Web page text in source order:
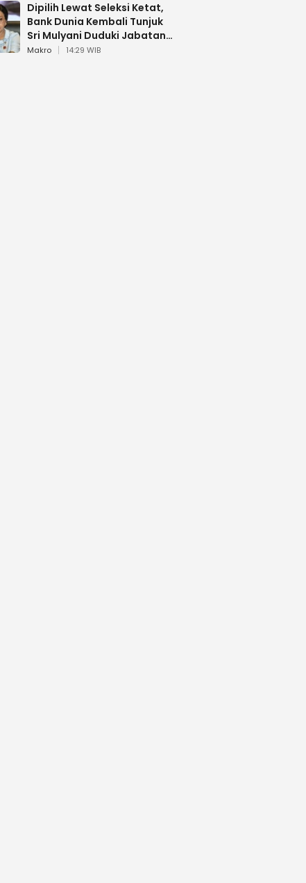
Dipilih Lewat Seleksi Ketat,
Bank Dunia Kembali Tunjuk
Sri Mulyani Duduki Jabatan
Strategis
Makro 14:29 WIB